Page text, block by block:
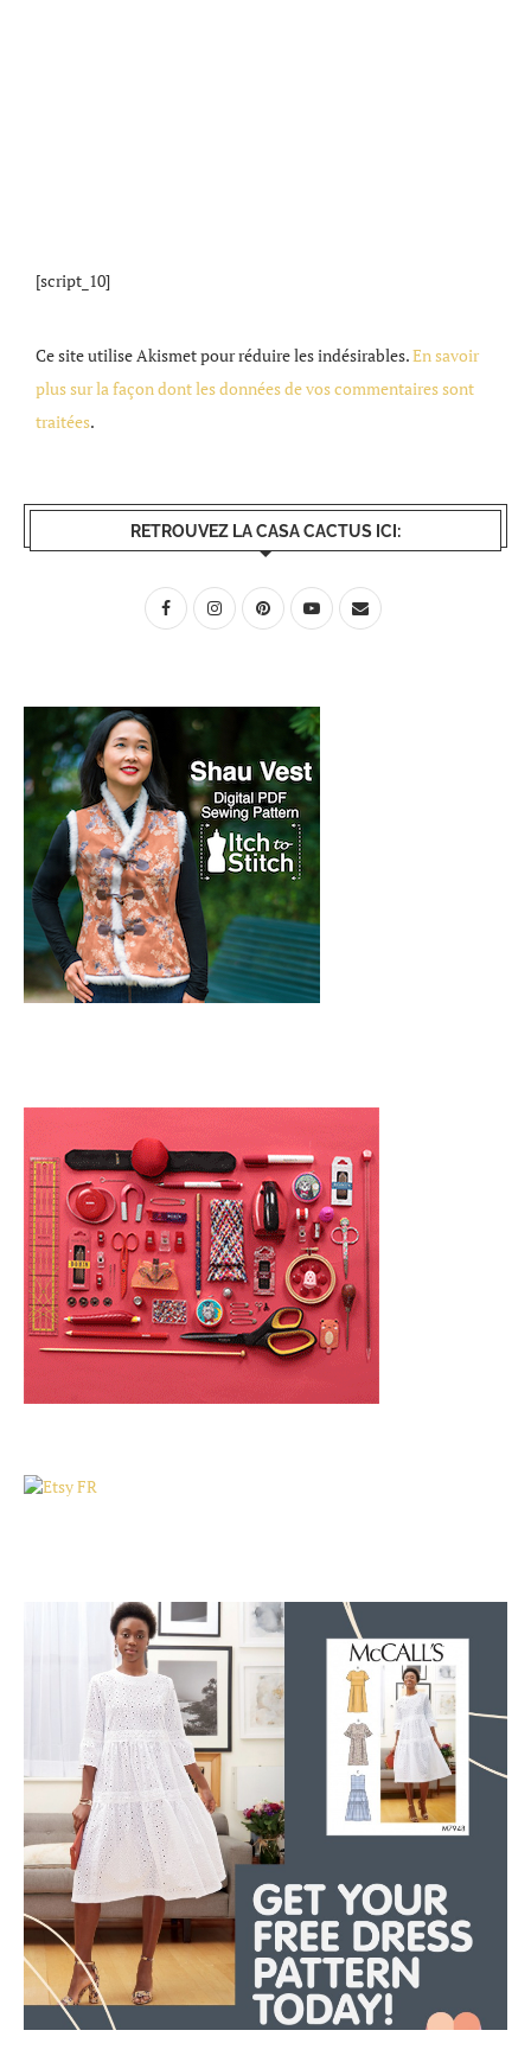
[script_10]
Ce site utilise Akismet pour réduire les indésirables.En savoir
plus sur la façon dont les données de vos commentaires sont
traitées.
RETROUVEZ LA CASA CACTUS ICI: